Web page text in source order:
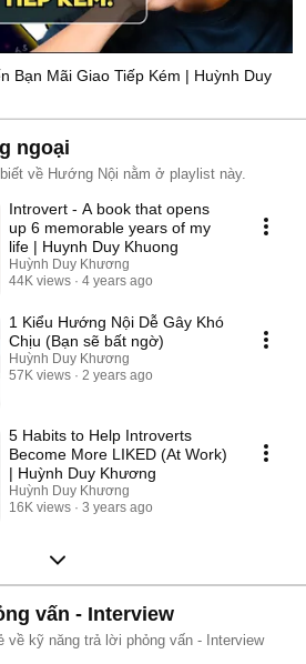
Bạn Mãi Giao Tiếp Kém | Huỳnh Duy
ngoại
về Hướng Nội nằm ở playlist này.
Introvert - A book that opens
up 6 memorable years of my
life | Huynh Duy Khuong
Huỳnh Duy Khương
44K views
4 years ago
1 Kiểu Hướng Nội Dễ Gây Khó
Chịu (Bạn sẽ bất ngờ)
Huỳnh Duy Khương
57K views
2 years ago
5 Habits to Help Introverts
Become More LIKED (At Work)
| Huỳnh Duy Khương
Huỳnh Duy Khương
16K views
3 years ago
vấn - Interview
kỹ năng trả lời phỏng vấn - Interview